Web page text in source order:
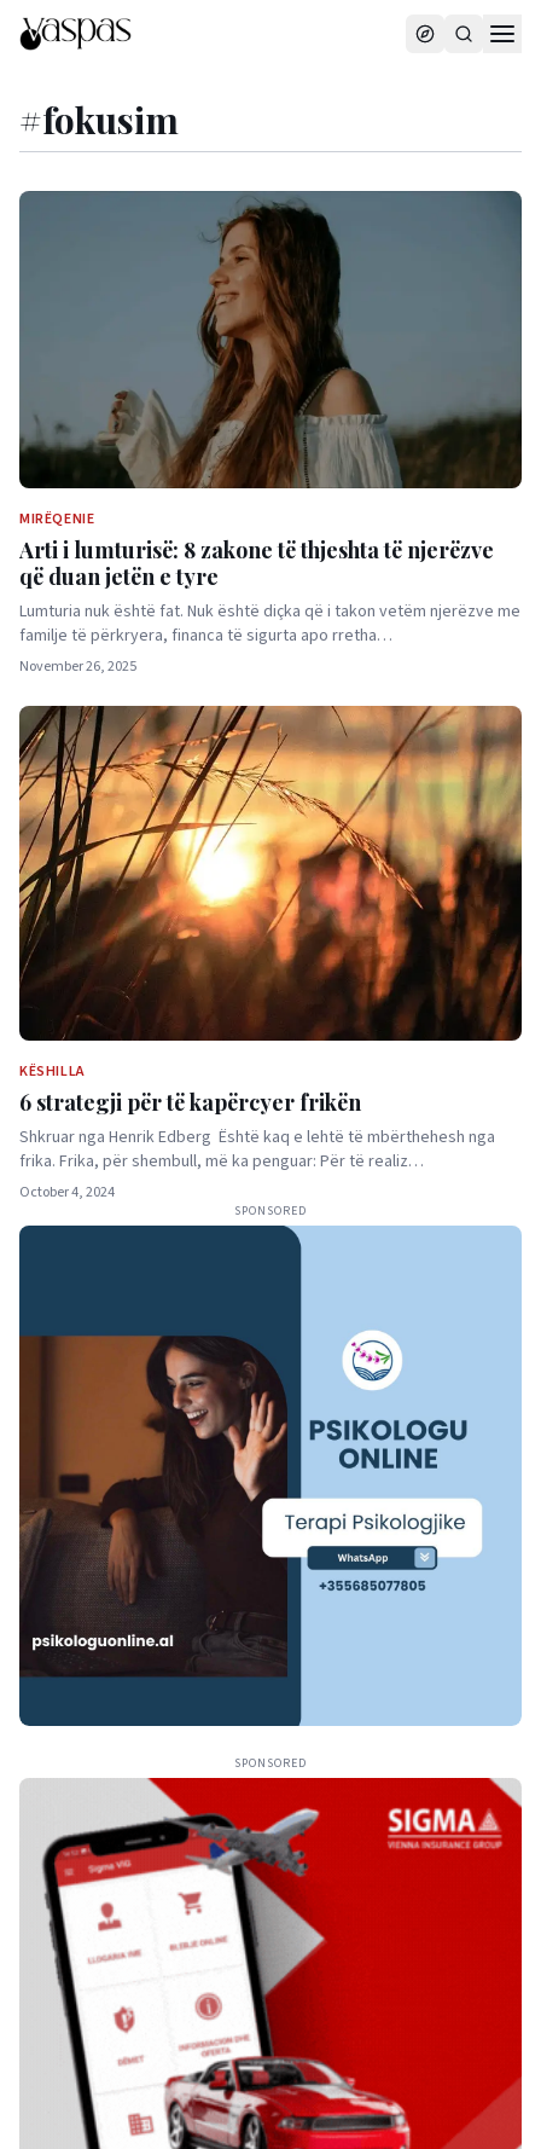
#fokusim
MIRËQENIE
Arti i lumturisë: 8 zakone të thjeshta të njerëzve
që duan jetën e tyre
Lumturia nuk është fat. Nuk është diçka që i takon vetëm njerëzve me
familje të përkryera, financa të sigurta apo rretha…
November 26, 2025
KËSHILLA
6 strategji për të kapërcyer frikën
Shkruar nga Henrik Edberg Është kaq e lehtë të mbërthehesh nga
frika. Frika, për shembull, më ka penguar: Për të realiz…
October 4, 2024
SPONSORED
SPONSORED